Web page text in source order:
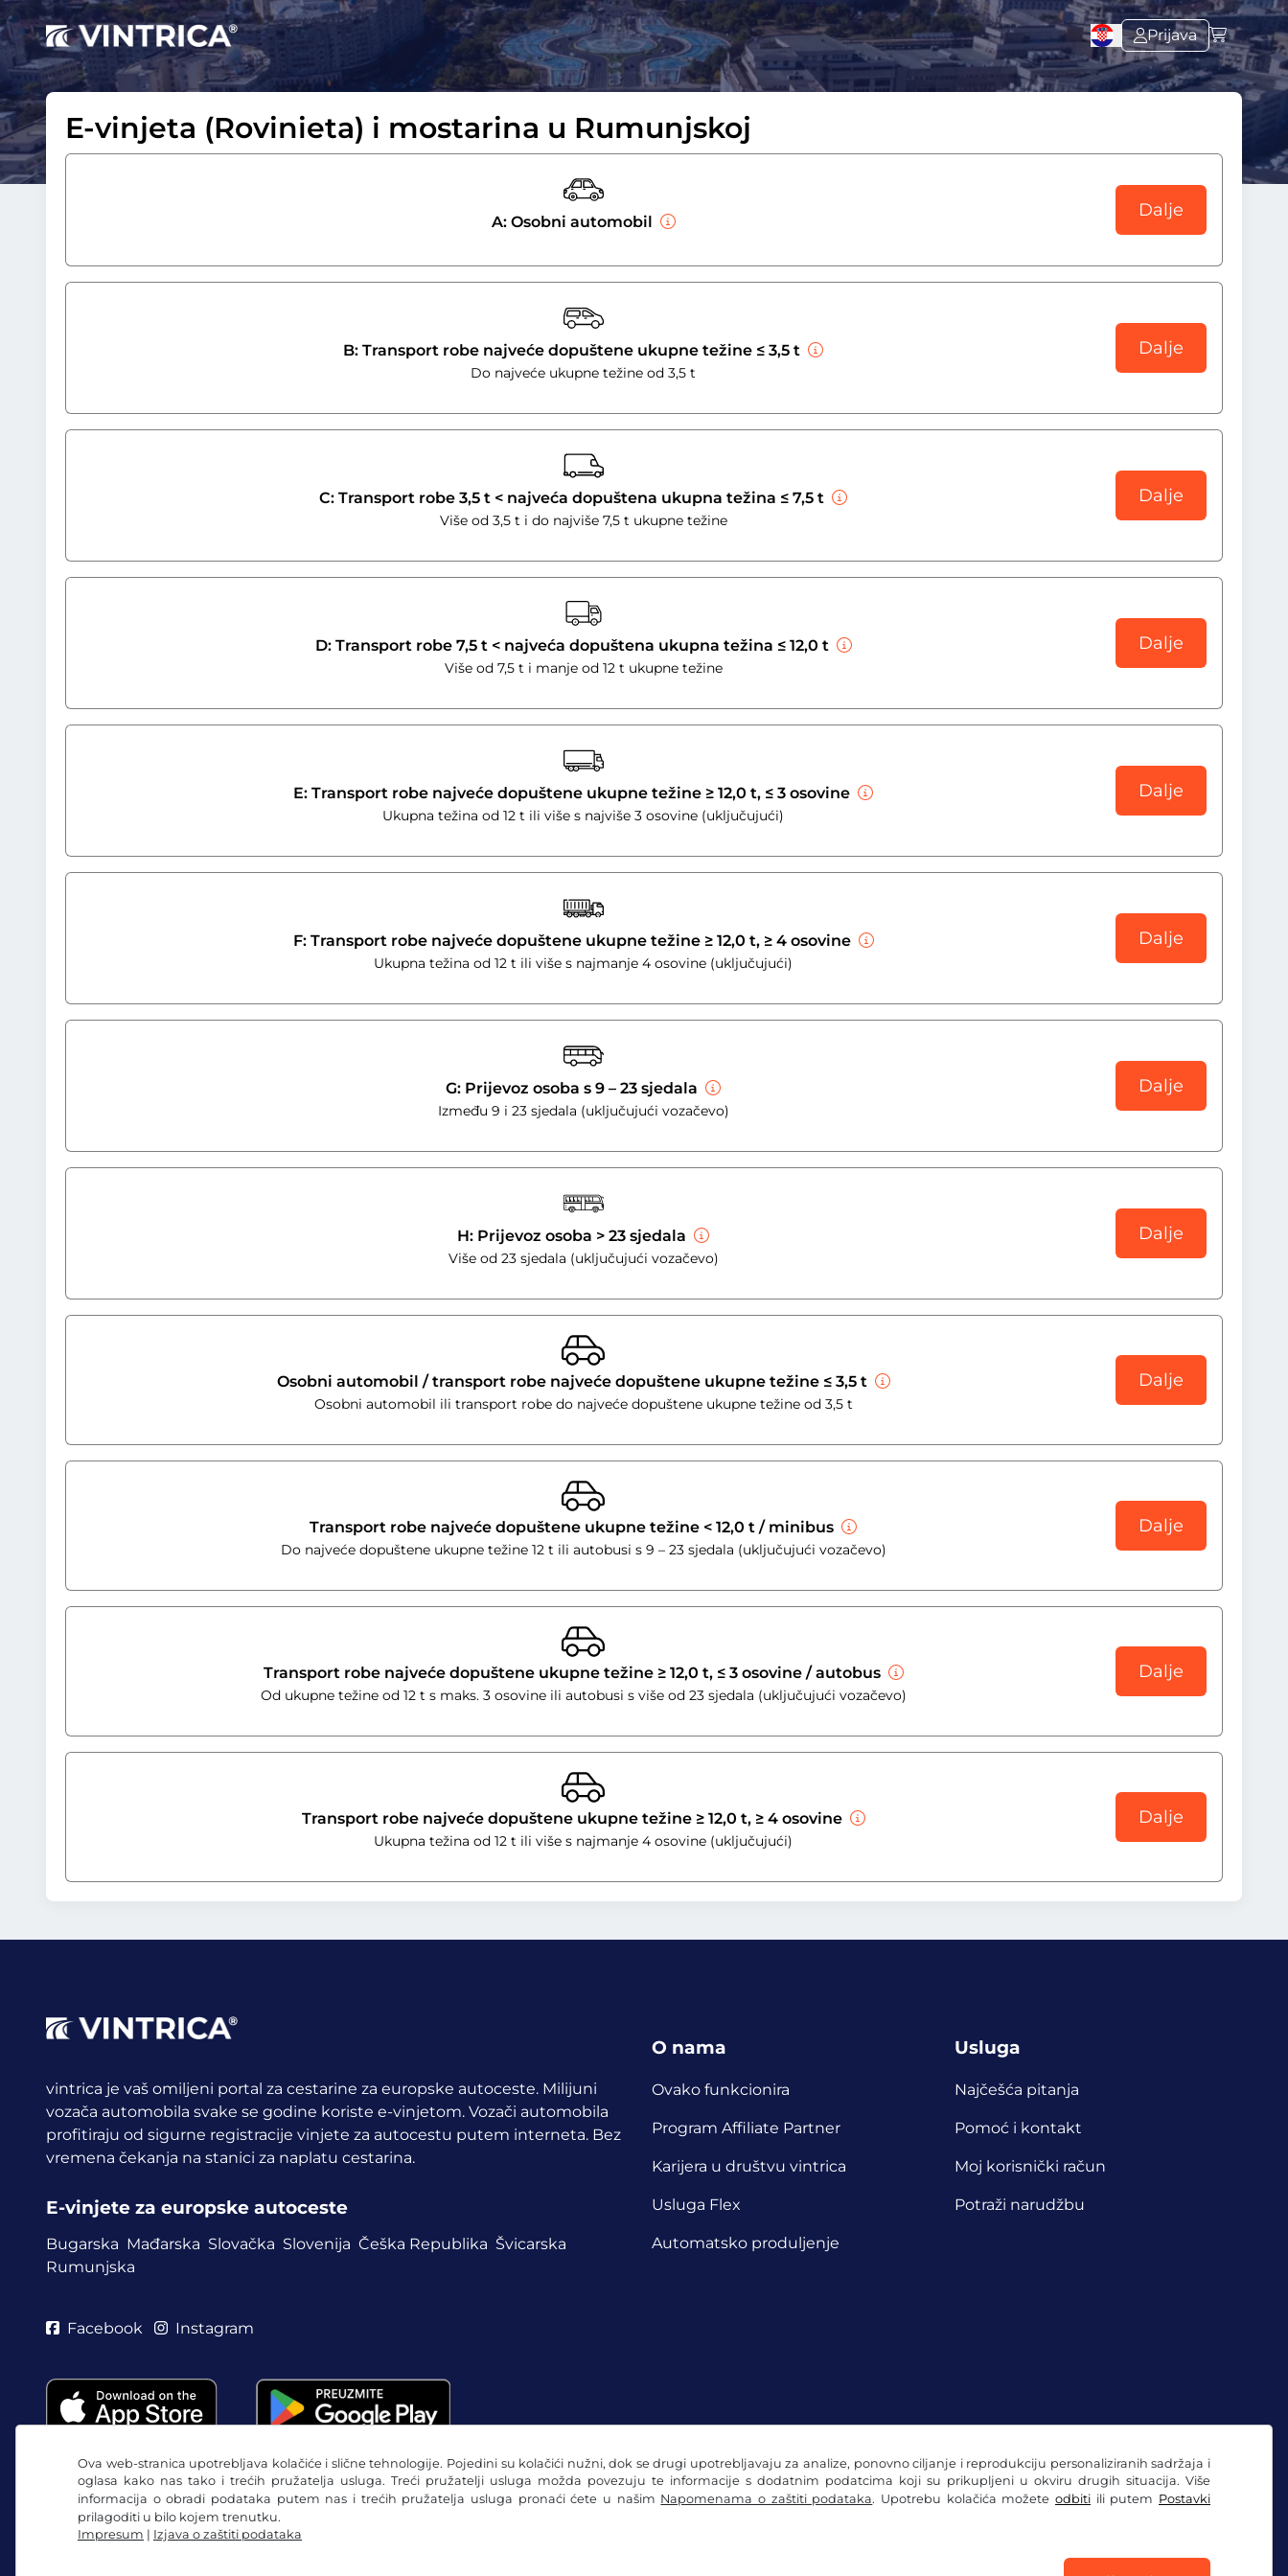
Ova web-stranica upotrebljava kolačiće i slične tehnologije. Pojedini su kolačići nužni, dok se drugi upotrebljavaju za analize, ponovno ciljanje i reprodukciju personaliziranih sadržaja i
oglasa kako nas tako i trećih pružatelja usluga. Treći pružatelji usluga možda povezuju te informacije s dodatnim podatcima koji su prikupljeni u okviru drugih situacija. Više
informacija o obradi podataka putem nas i trećih pružatelja usluga pronaći ćete u našim Napomenama o zaštiti podataka. Upotrebu kolačića možeteodbiti ili putem Postavki
prilagoditi u bilo kojem trenutku.
Impresum | Izjava o zaštiti podataka
Prijava
E-vinjeta (Rovinieta) i mostarina u Rumunjskoj
A: Osobni automobil
Dalje
B: Transport robe najveće dopuštene ukupne težine ≤ 3,5 t
Do najveće ukupne težine od 3,5 t
Dalje
C: Transport robe 3,5 t < najveća dopuštena ukupna težina ≤ 7,5 t
Više od 3,5 t i do najviše 7,5 t ukupne težine
Dalje
D: Transport robe 7,5 t < najveća dopuštena ukupna težina ≤ 12,0 t
Više od 7,5 t i manje od 12 t ukupne težine
Dalje
E: Transport robe najveće dopuštene ukupne težine ≥ 12,0 t, ≤ 3 osovine
Ukupna težina od 12 t ili više s najviše 3 osovine (uključujući)
Dalje
F: Transport robe najveće dopuštene ukupne težine ≥ 12,0 t, ≥ 4 osovine
Ukupna težina od 12 t ili više s najmanje 4 osovine (uključujući)
Dalje
G: Prijevoz osoba s 9 – 23 sjedala
Između 9 i 23 sjedala (uključujući vozačevo)
Dalje
H: Prijevoz osoba > 23 sjedala
Više od 23 sjedala (uključujući vozačevo)
Dalje
Osobni automobil / transport robe najveće dopuštene ukupne težine ≤ 3,5 t
Osobni automobil ili transport robe do najveće dopuštene ukupne težine od 3,5 t
Dalje
Transport robe najveće dopuštene ukupne težine < 12,0 t / minibus
Do najveće dopuštene ukupne težine 12 t ili autobusi s 9 – 23 sjedala (uključujući vozačevo)
Dalje
Transport robe najveće dopuštene ukupne težine ≥ 12,0 t, ≤ 3 osovine / autobus
Od ukupne težine od 12 t s maks. 3 osovine ili autobusi s više od 23 sjedala (uključujući vozačevo)
Dalje
Transport robe najveće dopuštene ukupne težine ≥ 12,0 t, ≥ 4 osovine
Ukupna težina od 12 t ili više s najmanje 4 osovine (uključujući)
Dalje
vintrica je vaš omiljeni portal za cestarine za europske autoceste. Milijuni
vozača automobila svake se godine koriste e-vinjetom. Vozači automobila
profitiraju od sigurne registracije vinjete za autocestu putem interneta. Bez
vremena čekanja na stanici za naplatu cestarina.
E-vinjete za europske autoceste
Bugarska Mađarska Slovačka Slovenija Češka Republika Švicarska
Rumunjska
O nama
Ovako funkcionira
Program Affiliate Partner
Karijera u društvu vintrica
Usluga Flex
Automatsko produljenje
Usluga
Najčešća pitanja
Pomoć i kontakt
Moj korisnički račun
Potraži narudžbu
Facebook Instagram